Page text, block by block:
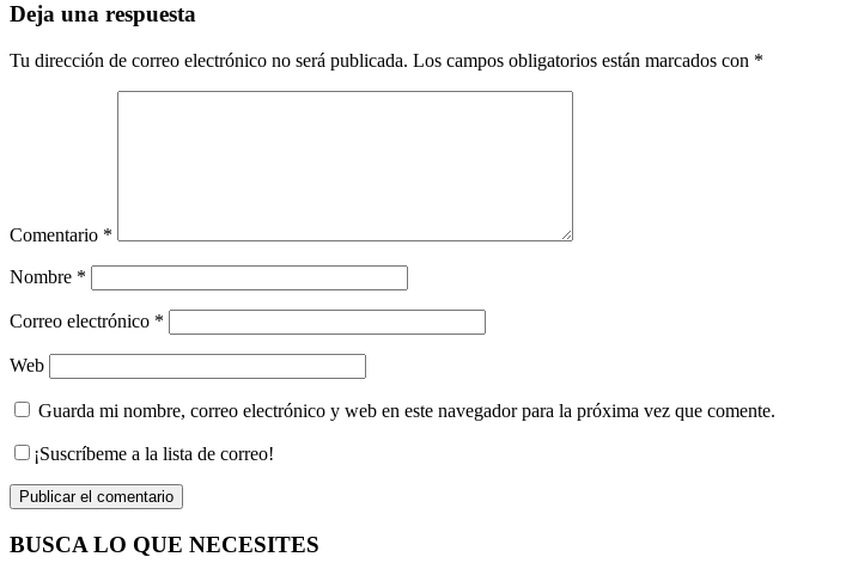
Deja una respuesta
Tu dirección de correo electrónico no será publicada. Los campos obligatorios están marcados con *
Comentario *
Nombre *
Correo electrónico *
Web
Guarda mi nombre, correo electrónico y web en este navegador para la próxima vez que comente.
¡Suscríbeme a la lista de correo!
BUSCA LO QUE NECESITES